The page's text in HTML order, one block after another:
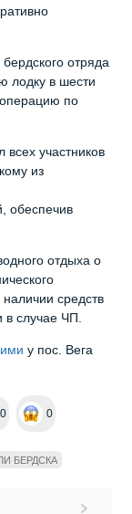
отряда
лодку в шести
по
участников
из
обеспечив
отдыха о
средств
случае ЧП.
у пос. Вега
0 0
БЕРДСКА